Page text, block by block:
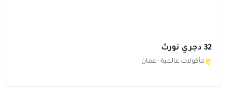
32 دجري نورث
مأكولات عالمية · عمان